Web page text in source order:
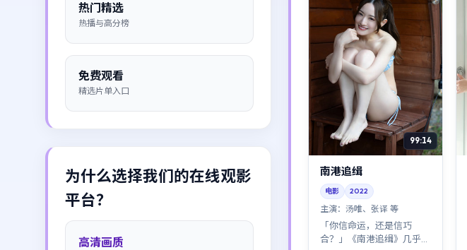
热门精选
热播与高分榜
免费观看
精选片单入口
为什么选择我们的在线观影
平台？
高清画质
99:14
南港追缉
电影 2022
主演： 汤唯、张译 等
「你信命运，还是信巧
合？」《南港追缉》几乎把